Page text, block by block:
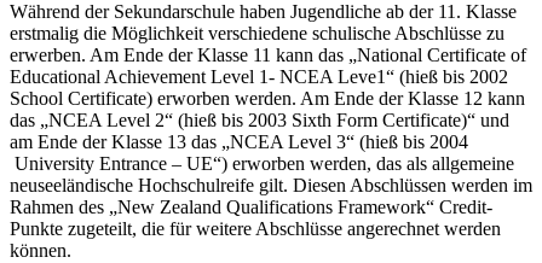
Während der Sekundarschule haben Jugendliche ab der 11. Klasse
erstmalig die Möglichkeit verschiedene schulische Abschlüsse zu
erwerben. Am Ende der Klasse 11 kann das „National Certificate of
Educational Achievement Level 1- NCEA Leve1“ (hieß bis 2002
School Certificate) erworben werden. Am Ende der Klasse 12 kann
das „NCEA Level 2“ (hieß bis 2003 Sixth Form Certificate)“ und
am Ende der Klasse 13 das „NCEA Level 3“ (hieß bis 2004
University Entrance – UE“) erworben werden, das als allgemeine
neuseeländische Hochschulreife gilt. Diesen Abschlüssen werden im
Rahmen des „New Zealand Qualifications Framework“ Credit-
Punkte zugeteilt, die für weitere Abschlüsse angerechnet werden
können.